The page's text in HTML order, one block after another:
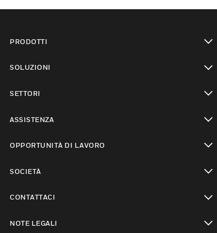
PRODOTTI
SOLUZIONI
SETTORI
ASSISTENZA
OPPORTUNITÀ DI LAVORO
SOCIETÀ
CONTATTACI
NOTE LEGALI